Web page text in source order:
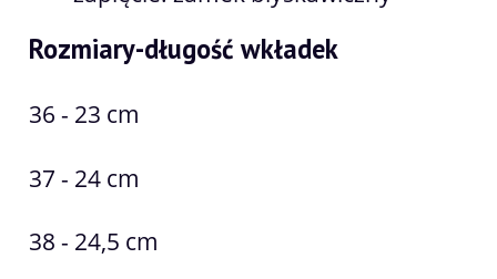
Rozmiary-długość wkładek
36 - 23 cm
37 - 24 cm
38 - 24,5 cm